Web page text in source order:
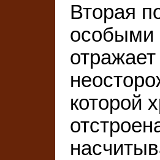
Вторая
особыми
которой